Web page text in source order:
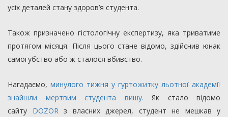
усіх деталей стану здоров’я студента.
Також призначено гістологічну експертизу, яка триватиме
протягом місяця. Після цього стане відомо, здійснив юнак
самогубство або ж сталося вбивство.
Нагадаємо, минулого тижня у гуртожитку льотної академії
знайшли мертвим студента вишу. Як стало відомо
сайту DOZORз власних джерел, студент не мешкав у